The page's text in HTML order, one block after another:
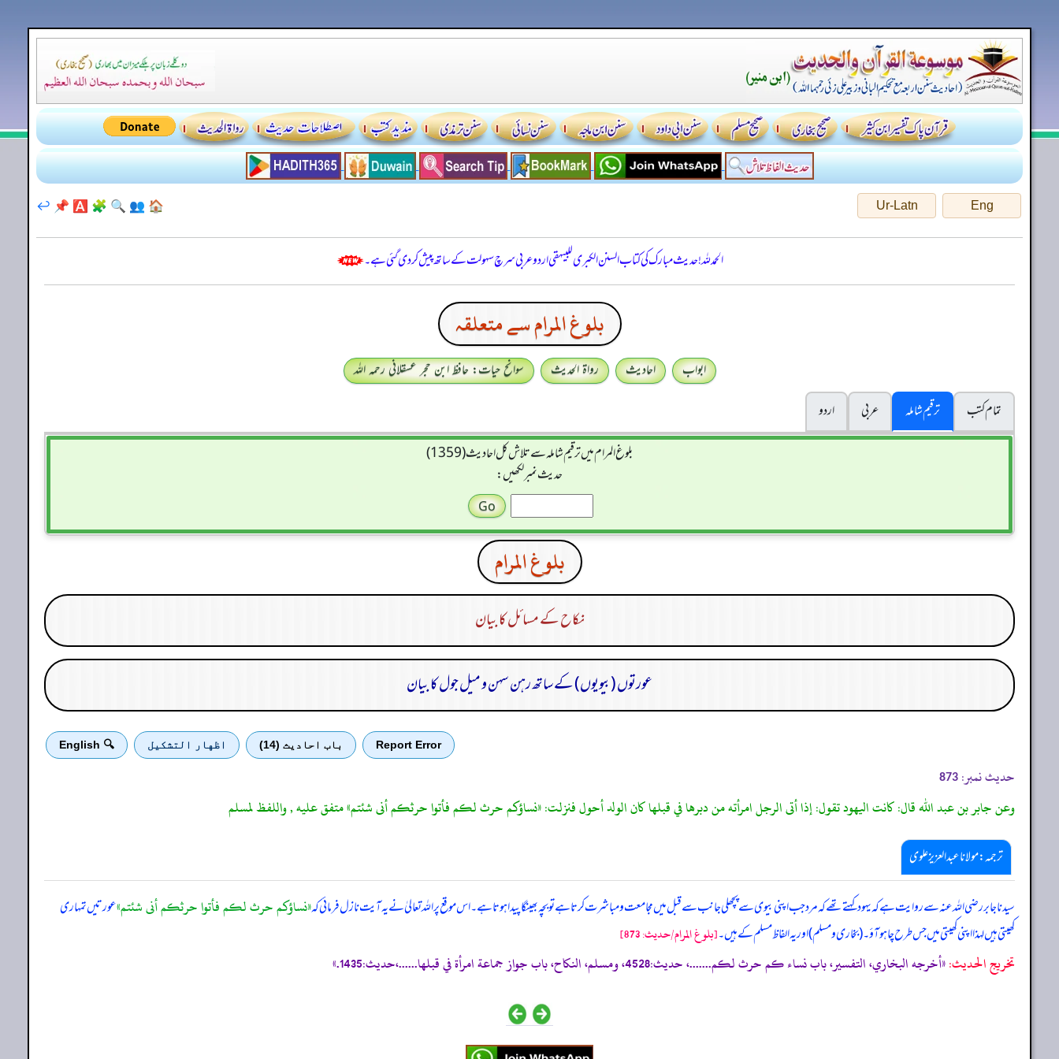
Eng
Ur-Latn
🏠
👥
🔍
🧩
🅰️
📌
↩️
الحمدللہ! حدیث مبارک کی کتاب السنن الكبرى للبيهقي اردو عربی سرچ سہولت کے ساتھ پیش کر دی گئی ہے۔
بلوغ المرام سے متعلقہ
ابواب احادیث رواۃ الحدیث
سوانح حیات: حافظ ابن حجر عسقلانی رحمہ اللہ
تمام کتب
ترقیم شاملہ عربی
اردو
بلوغ المرام میں ترقیم شاملہ سے تلاش کل احادیث (1359)
حدیث نمبر لکھیں:
بلوغ المرام
نکاح کے مسائل کا بیان
عورتوں (بیویوں) کے ساتھ رہن سہن و میل جول کا بیان
Report Error باب احادیث (14) اظهار التشكيل 🔍 English
حدیث نمبر: 873
وعن جابر بن عبد الله قال: كانت اليهود تقول: إذا أتى الرجل امرأته من دبرها في قبلها كان الولد أحول فنزلت: «نساؤكم حرث لكم فأتوا حرثكم أنى شئتم» متفق عليه , واللفظ لمسلم
ترجمہ:مولانا عبدالعزیز علوی
سیدنا جابر رضی اللہ عنہ سے روایت ہے کہیہود کہتے تھے کہ مرد جب اپنی بیوی سے پچھلی جانب سے قبل میں مجامعت و مباشرت کرتا ہے تو بچہ بھینگا پیدا ہوتا ہے۔ اس موقع پر اللہ تعالیٰ نے یہ آیت نازل فرمائی کہ«نساؤكم حرث لكم فأتوا حرثكم أنى شئتم»عورتیں تمہاری
کھیتی ہیں لہذا اپنی کھیتی میں جس طرح چاہو آؤ۔ (بخاری و مسلم) اور یہ الفاظ مسلم کے ہیں۔[بلوغ المرام/حدیث: 873]
تخریج الحدیث:«أخرجه البخاري، التفسير، باب نساء كم حرث لكم.......، حديث:4528، ومسلم، النكاح، باب جواز جماعة امرأة في قبلها......،حديث:1435.»